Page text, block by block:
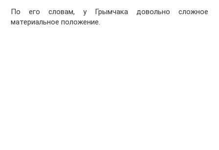
По его словам, у Грымчака довольно сложное
материальное положение.